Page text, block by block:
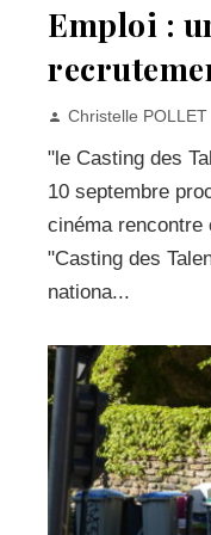
Emploi :
Christelle POLLET
"le Casting des
10 septembre
cinéma rencontre
"Casting des
nationa...